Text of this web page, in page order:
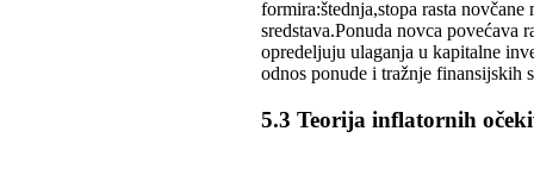
formira:štednja,stopa rasta
sredstava.Ponuda novca povećava
opredeljuju ulaganja u kapitalne
odnos ponude i tražnje finansijskih
5.3 Teorija inflatornih